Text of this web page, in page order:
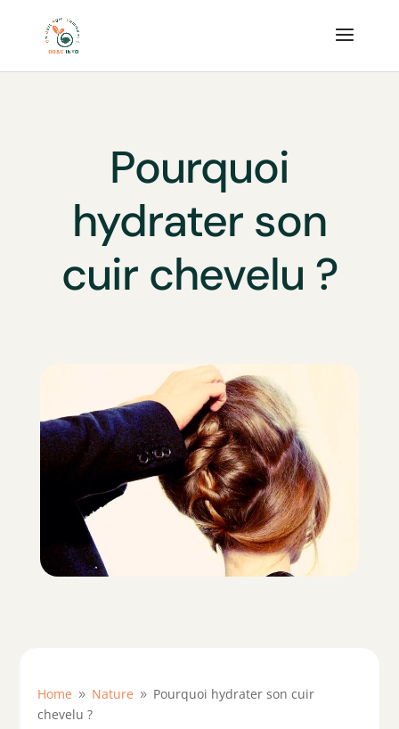
Pourquoi
hydrater son
cuir chevelu ?
Home 9 Nature 9 Pourquoi hydrater son cuir
chevelu ?